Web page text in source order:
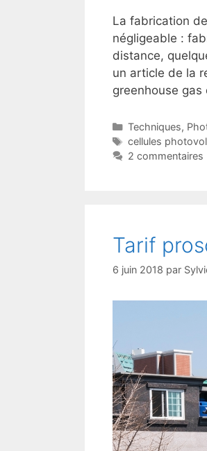
La fabrication
négligeable :
distance,
un article de la
greenhouse
Catégories
Techniques,
Étiquettes
cellules
2 commentaires
Tarif
6 juin 2018 par